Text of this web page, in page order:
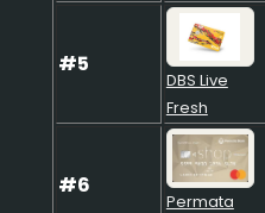
#5
DBS Live
Fresh
#6
Permata